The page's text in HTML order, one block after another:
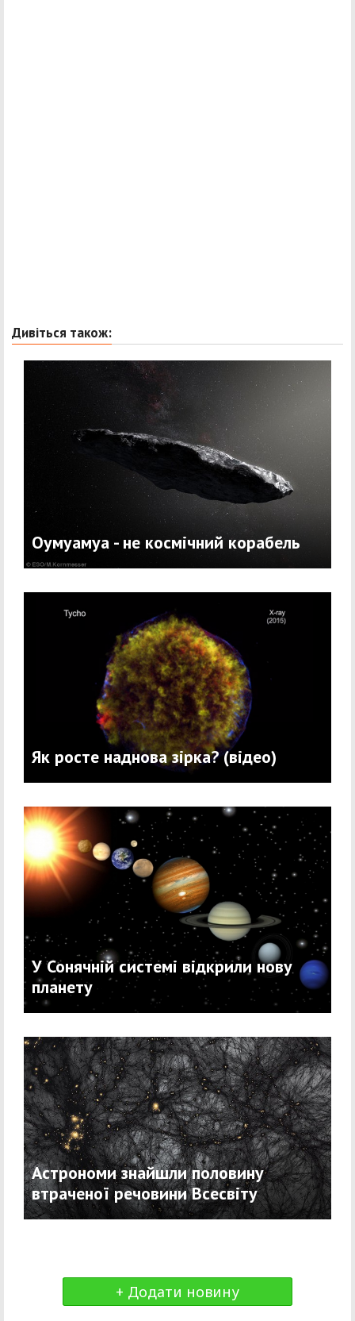
Дивіться також:
Оумуамуа - не космічний корабель
Як росте наднова зірка? (відео)
У Сонячній системі відкрили нову
планету
Астрономи знайшли половину
втраченої речовини Всесвіту
+ Додати новину